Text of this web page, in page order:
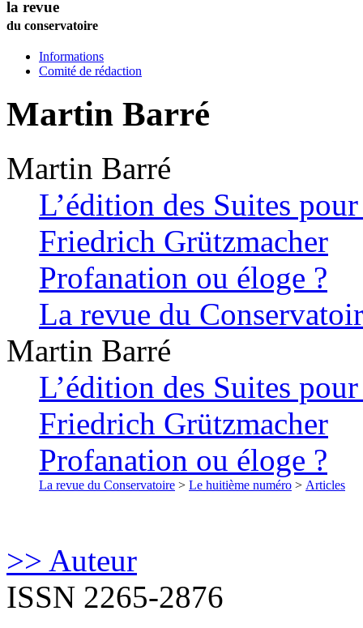
la revue
du conservatoire
Informations
Comité de rédaction
Martin Barré
Martin Barré
L’édition des Suites
Friedrich Grützmacher
Profanation ou éloge ?
La revue du
Martin Barré
L’édition des Suites
Friedrich Grützmacher
Profanation ou éloge ?
La revue du Conservatoire > Le huitième numéro > Articles
>> Auteur
ISSN 2265-2876